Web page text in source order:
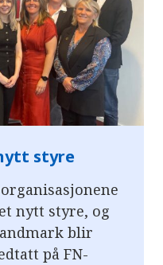
styre
nytt styre, og
blir
på FN-